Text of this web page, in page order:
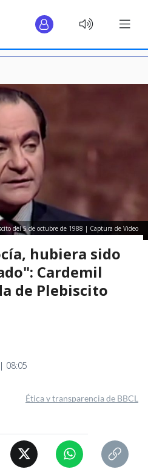
del 5 de octubre de 1988 | Captura de Video
hubiera sido
Cardemil
de Plebiscito
08:05
Ética y transparencia de BBCL